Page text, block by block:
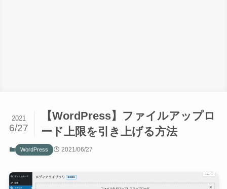
【WordPress】ファイルアップロ
ード上限を引き上げる方法
2021
6/27
WordPress 2021/06/27